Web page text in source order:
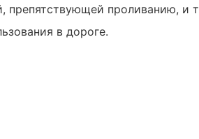
проливанию, и
в дороге.